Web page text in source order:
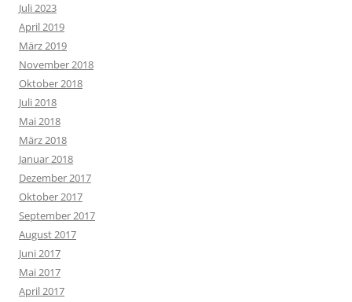
Juli 2023
April 2019
März 2019
November 2018
Oktober 2018
Juli 2018
Mai 2018
März 2018
Januar 2018
Dezember 2017
Oktober 2017
September 2017
August 2017
Juni 2017
Mai 2017
April 2017